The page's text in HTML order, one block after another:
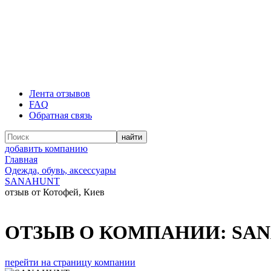
Лента отзывов
FAQ
Обратная связь
добавить компанию
Главная
Одежда, обувь, аксессуары
SANAHUNT
отзыв от Котофей, Киев
ОТЗЫВ О КОМПАНИИ:
перейти на страницу компании